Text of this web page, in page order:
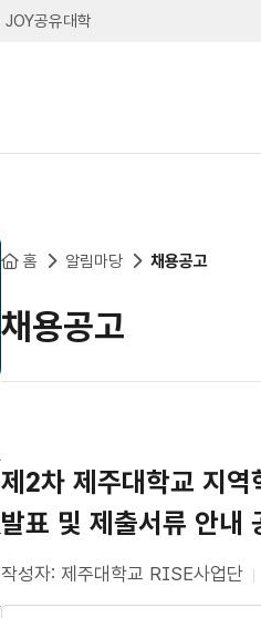
JOY공유대학
홈 알림마당 채용공고
채용공고
제2차 제주대학교 지
발표 및 제출서류 안내
작성자: 제주대학교 RISE사업단